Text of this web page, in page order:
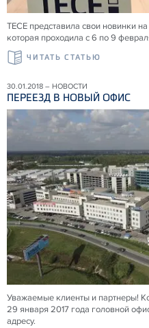
ТЕСЕ представила свои новинки
которая проходила с 6 по 9
ЧИТАТЬ СТАТЬЮ
30.01.2018 – НОВОСТИ
ПЕРЕЕЗД В НОВЫЙ ОФИС
Уважаемые клиенты и партнеры!
29 января 2017 года головной
адресу.